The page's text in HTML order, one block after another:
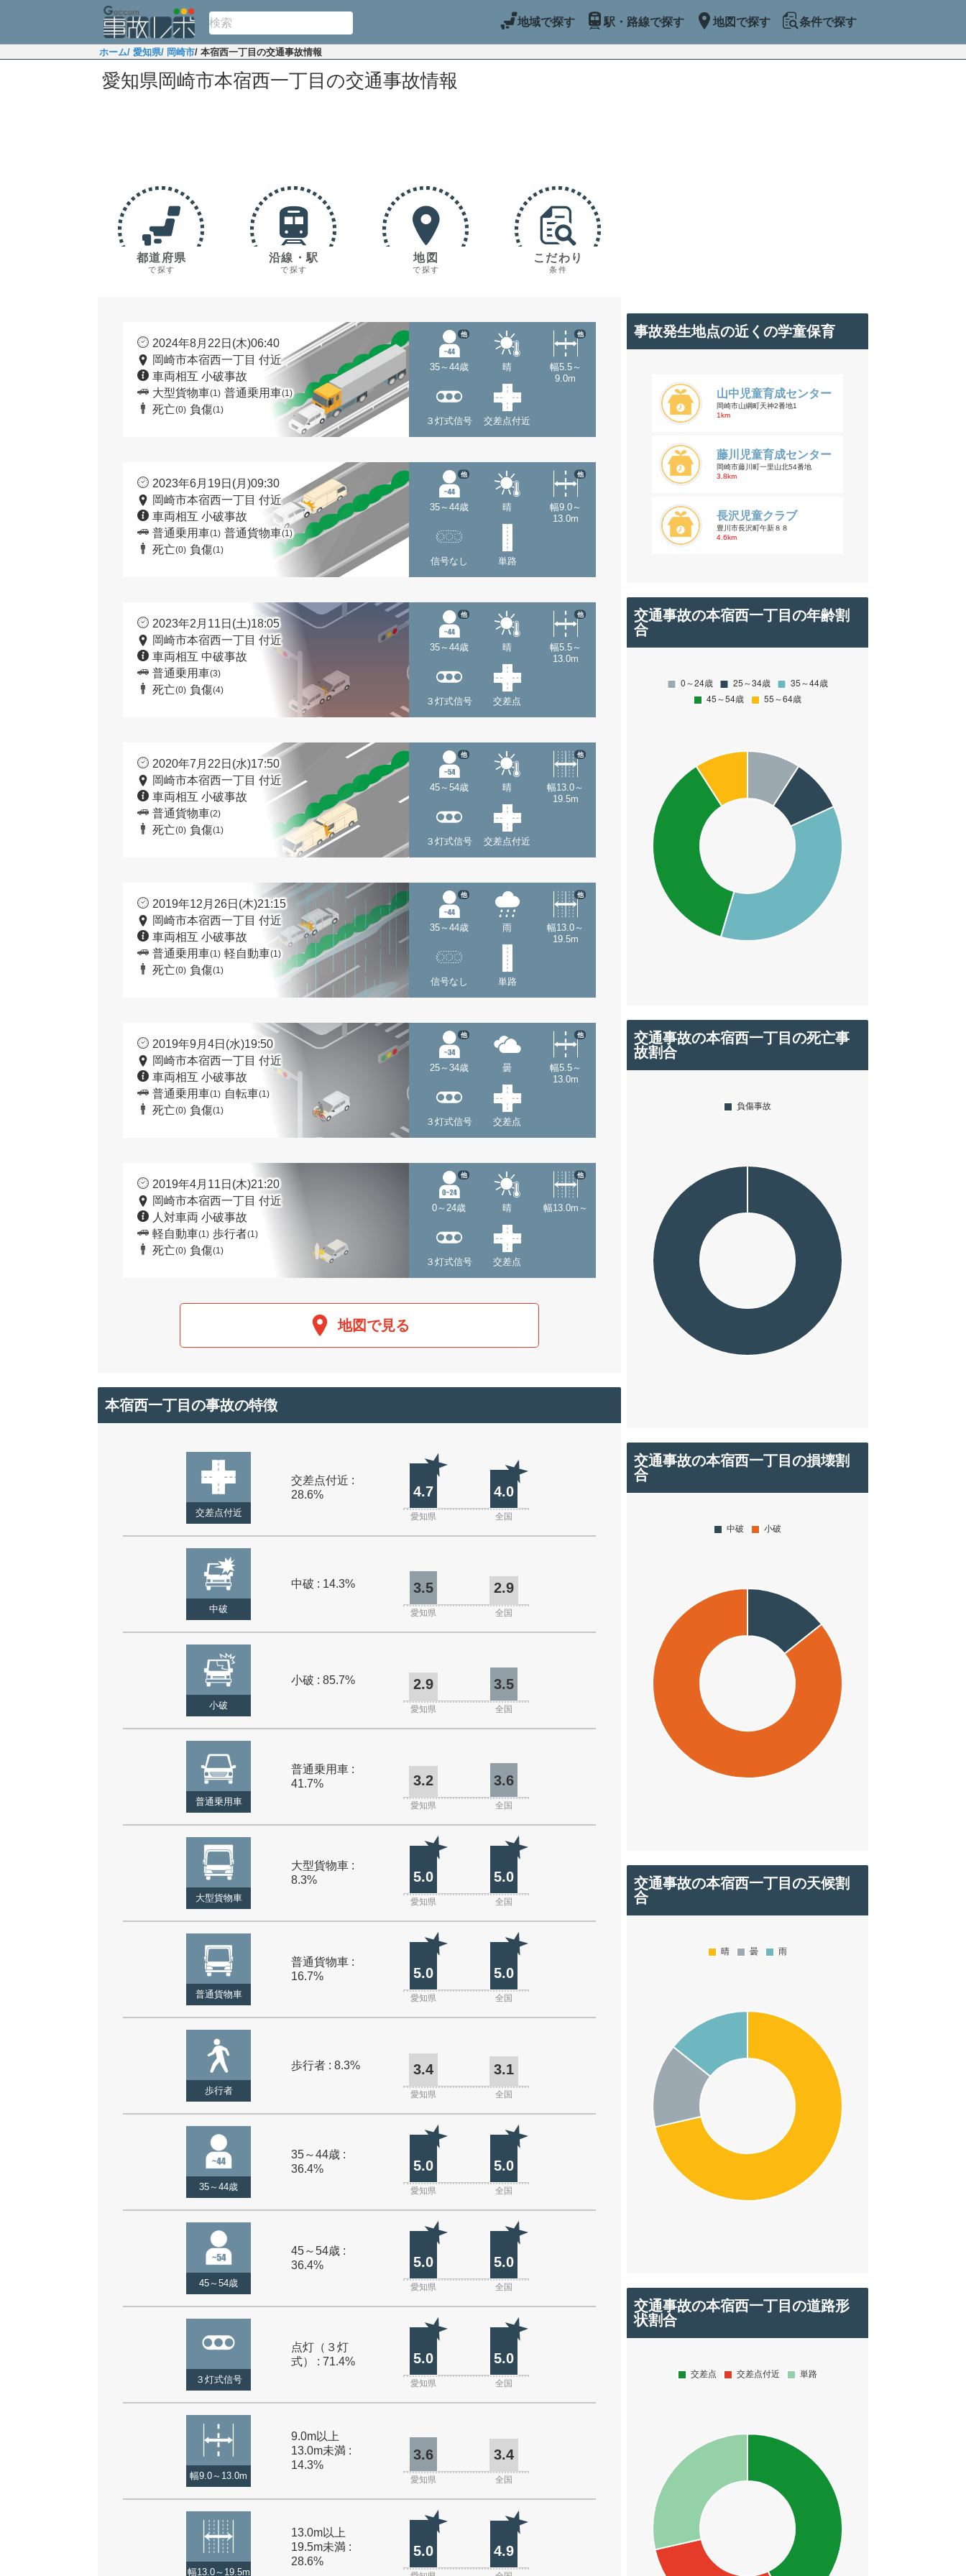
地域で探す 駅・路線で探す 地図で探す 条件で探す
ホーム/ 愛知県/ 岡崎市/ 本宿西一丁目の交通事故情報
愛知県岡崎市本宿西一丁目の交通事故情報
都道府県
で探す
沿線・駅
で探す
地図
で探す
こだわり
条件
2024年8月22日(木)06:40
岡崎市本宿西一丁目 付近
車両相互 小破事故
大型貨物車(1) 普通乗用車(1)
死亡(0) 負傷(1)
35～44歳
他
晴
幅5.5～
9.0m
他
３灯式信号 交差点付近
2023年6月19日(月)09:30
岡崎市本宿西一丁目 付近
車両相互 小破事故
普通乗用車(1) 普通貨物車(1)
死亡(0) 負傷(1)
35～44歳
他
晴
幅9.0～
13.0m
他
信号なし 単路
2023年2月11日(土)18:05
岡崎市本宿西一丁目 付近
車両相互 中破事故
普通乗用車(3)
死亡(0) 負傷(4)
35～44歳
他
晴
幅5.5～
13.0m
他
３灯式信号 交差点
2020年7月22日(水)17:50
岡崎市本宿西一丁目 付近
車両相互 小破事故
普通貨物車(2)
死亡(0) 負傷(1)
45～54歳
他
晴
幅13.0～
19.5m
他
３灯式信号 交差点付近
2019年12月26日(木)21:15
岡崎市本宿西一丁目 付近
車両相互 小破事故
普通乗用車(1) 軽自動車(1)
死亡(0) 負傷(1)
35～44歳
他
雨
幅13.0～
19.5m
他
信号なし 単路
2019年9月4日(水)19:50
岡崎市本宿西一丁目 付近
車両相互 小破事故
普通乗用車(1) 自転車(1)
死亡(0) 負傷(1)
25～34歳
他
曇
幅5.5～
13.0m
他
３灯式信号 交差点
2019年4月11日(木)21:20
岡崎市本宿西一丁目 付近
人対車両 小破事故
軽自動車(1) 歩行者(1)
死亡(0) 負傷(1)
0～24歳
他
晴 幅13.0m～
他
３灯式信号 交差点
地図で見る
本宿西一丁目の事故の特徴
交差点付近
交差点付近 :
28.6%
4.7 4.0
愛知県 全国
中破
中破 : 14.3% 3.5 2.9
愛知県 全国
小破
小破 : 85.7% 2.9 3.5
愛知県 全国
普通乗用車
普通乗用車 :
41.7%
3.2 3.6
愛知県 全国
大型貨物車
大型貨物車 :
8.3%
5.0 5.0
愛知県 全国
普通貨物車
普通貨物車 :
16.7%
5.0 5.0
愛知県 全国
歩行者
歩行者 : 8.3% 3.4 3.1
愛知県 全国
35～44歳
35～44歳 :
36.4%
5.0 5.0
愛知県 全国
45～54歳
45～54歳 :
36.4%
5.0 5.0
愛知県 全国
３灯式信号
点灯（３灯
式） : 71.4%
5.0 5.0
愛知県 全国
幅9.0～13.0m
9.0m以上
13.0m未満 :
14.3%
3.6 3.4
愛知県 全国
幅13.0～19.5m
13.0m以上
19.5m未満 :
28.6%
5.0 4.9
事故発生地点の近くの学童保育
山中児童育成センター
岡崎市山綱町天神2番地1
1km
藤川児童育成センター
岡崎市藤川町一里山北54番地
3.8km
長沢児童クラブ
豊川市長沢町午新８８
4.6km
交通事故の本宿西一丁目の年齢割
合
交通事故の本宿西一丁目の死亡事
故割合
交通事故の本宿西一丁目の損壊割
合
交通事故の本宿西一丁目の天候割
合
交通事故の本宿西一丁目の道路形
状割合